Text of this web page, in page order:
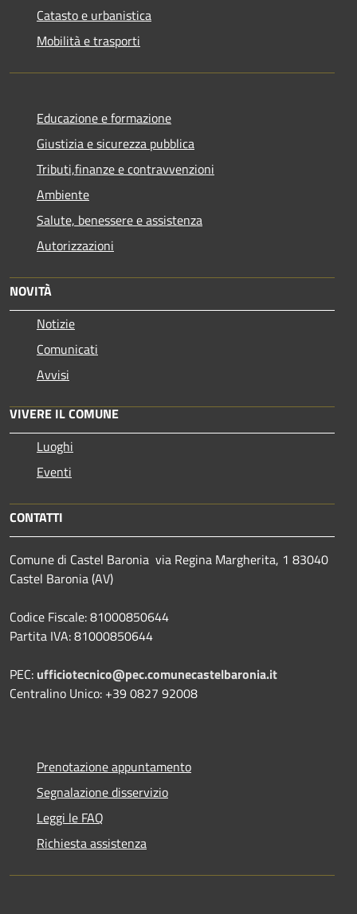
Catasto e urbanistica
Mobilità e trasporti
Educazione e formazione
Giustizia e sicurezza pubblica
Tributi,finanze e contravvenzioni
Ambiente
Salute, benessere e assistenza
Autorizzazioni
NOVITÀ
Notizie
Comunicati
Avvisi
VIVERE IL COMUNE
Luoghi
Eventi
CONTATTI
Comune di Castel Baronia via Regina Margherita, 1 83040
Castel Baronia (AV)
Codice Fiscale: 81000850644
Partita IVA: 81000850644
PEC: ufficiotecnico@pec.comunecastelbaronia.it
Centralino Unico: +39 0827 92008
Prenotazione appuntamento
Segnalazione disservizio
Leggi le FAQ
Richiesta assistenza